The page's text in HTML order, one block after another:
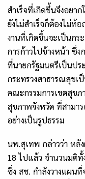
สำเร็จที่เกิดขึ้นจึงอยา
ยังไม่สำเร็จก็ต้องไม่ท้
งานที่เกิดขึ้นจะเป็นกร
การก้าวไปข้างหน้า ซึ่
ที่นายกรัฐมนตรีเป็นปร
กระทรวงสาธารณสุข
คณะกรรมการเขตสุข
สุขภาพจังหวัด ที่สามา
อย่างเป็นรูปธรรม
นพ.สุเทพ กล่าวว่า หลั
18 ไปแล้ว จำนวนมติทั้
ซึ่ง สช. กำลังวางแผน